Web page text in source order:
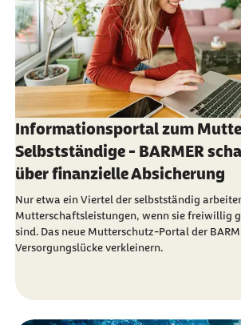
Informationsportal zum
Selbstständige - BARMER
über finanzielle Absicherung
Nur etwa ein Viertel der selbstständig
Mutterschaftsleistungen, wenn sie freiwillig
sind. Das neue Mutterschutz-Portal der
Versorgungslücke verkleinern.